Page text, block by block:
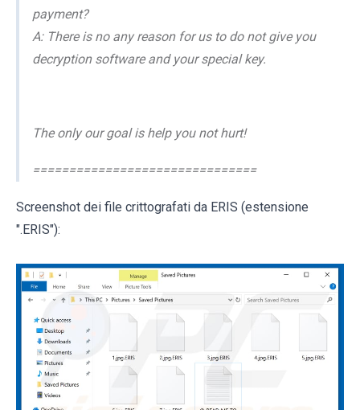
payment?
A: There is no any reason for us to do not give you
decryption software and your special key.
The only our goal is help you not hurt!
===============================
Screenshot dei file crittografati da ERIS (estensione
".ERIS"):